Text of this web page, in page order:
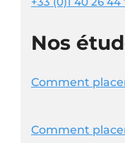
Nos
Comment
Comment